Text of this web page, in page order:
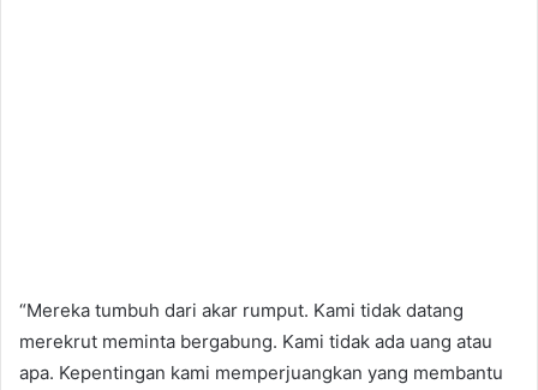
“Mereka tumbuh dari akar rumput. Kami tidak datang
merekrut meminta bergabung. Kami tidak ada uang atau
apa. Kepentingan kami memperjuangkan yang membantu